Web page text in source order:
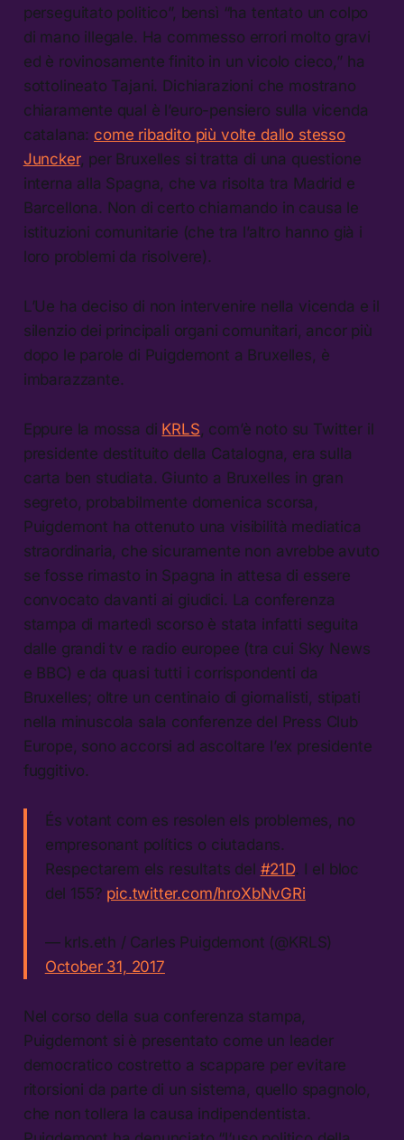
perseguitato politico”, bensì “ha tentato un colpo
di mano illegale. Ha commesso errori molto gravi
ed è rovinosamente finito in un vicolo cieco,” ha
sottolineato Tajani. Dichiarazioni che mostrano
chiaramente qual è l’euro-pensiero sulla vicenda
catalana: come ribadito più volte dallo stesso
Juncker, per Bruxelles si tratta di una questione
interna alla Spagna, che va risolta tra Madrid e
Barcellona. Non di certo chiamando in causa le
istituzioni comunitarie (che tra l’altro hanno già i
loro problemi da risolvere).
L’Ue ha deciso di non intervenire nella vicenda e il
silenzio dei principali organi comunitari, ancor più
dopo le parole di Puigdemont a Bruxelles, è
imbarazzante.
Eppure la mossa di KRLS, com’è noto su Twitter il
presidente destituito della Catalogna, era sulla
carta ben studiata. Giunto a Bruxelles in gran
segreto, probabilmente domenica scorsa,
Puigdemont ha ottenuto una visibilità mediatica
straordinaria, che sicuramente non avrebbe avuto
se fosse rimasto in Spagna in attesa di essere
convocato davanti ai giudici. La conferenza
stampa di martedì scorso è stata infatti seguita
dalle grandi tv e radio europee (tra cui Sky News
e BBC) e da quasi tutti i corrispondenti da
Bruxelles; oltre un centinaio di giornalisti, stipati
nella minuscola sala conferenze del Press Club
Europe, sono accorsi ad ascoltare l’ex presidente
fuggitivo.
És votant com es resolen els problemes, no
empresonant polítics o ciutadans.
Respectarem els resultats del #21D. I el bloc
del 155? pic.twitter.com/hroXbNvGRi
— krls.eth / Carles Puigdemont (@KRLS)
October 31, 2017
Nel corso della sua conferenza stampa,
Puigdemont si è presentato come un leader
democratico costretto a scappare per evitare
ritorsioni da parte di un sistema, quello spagnolo,
che non tollera la causa indipendentista.